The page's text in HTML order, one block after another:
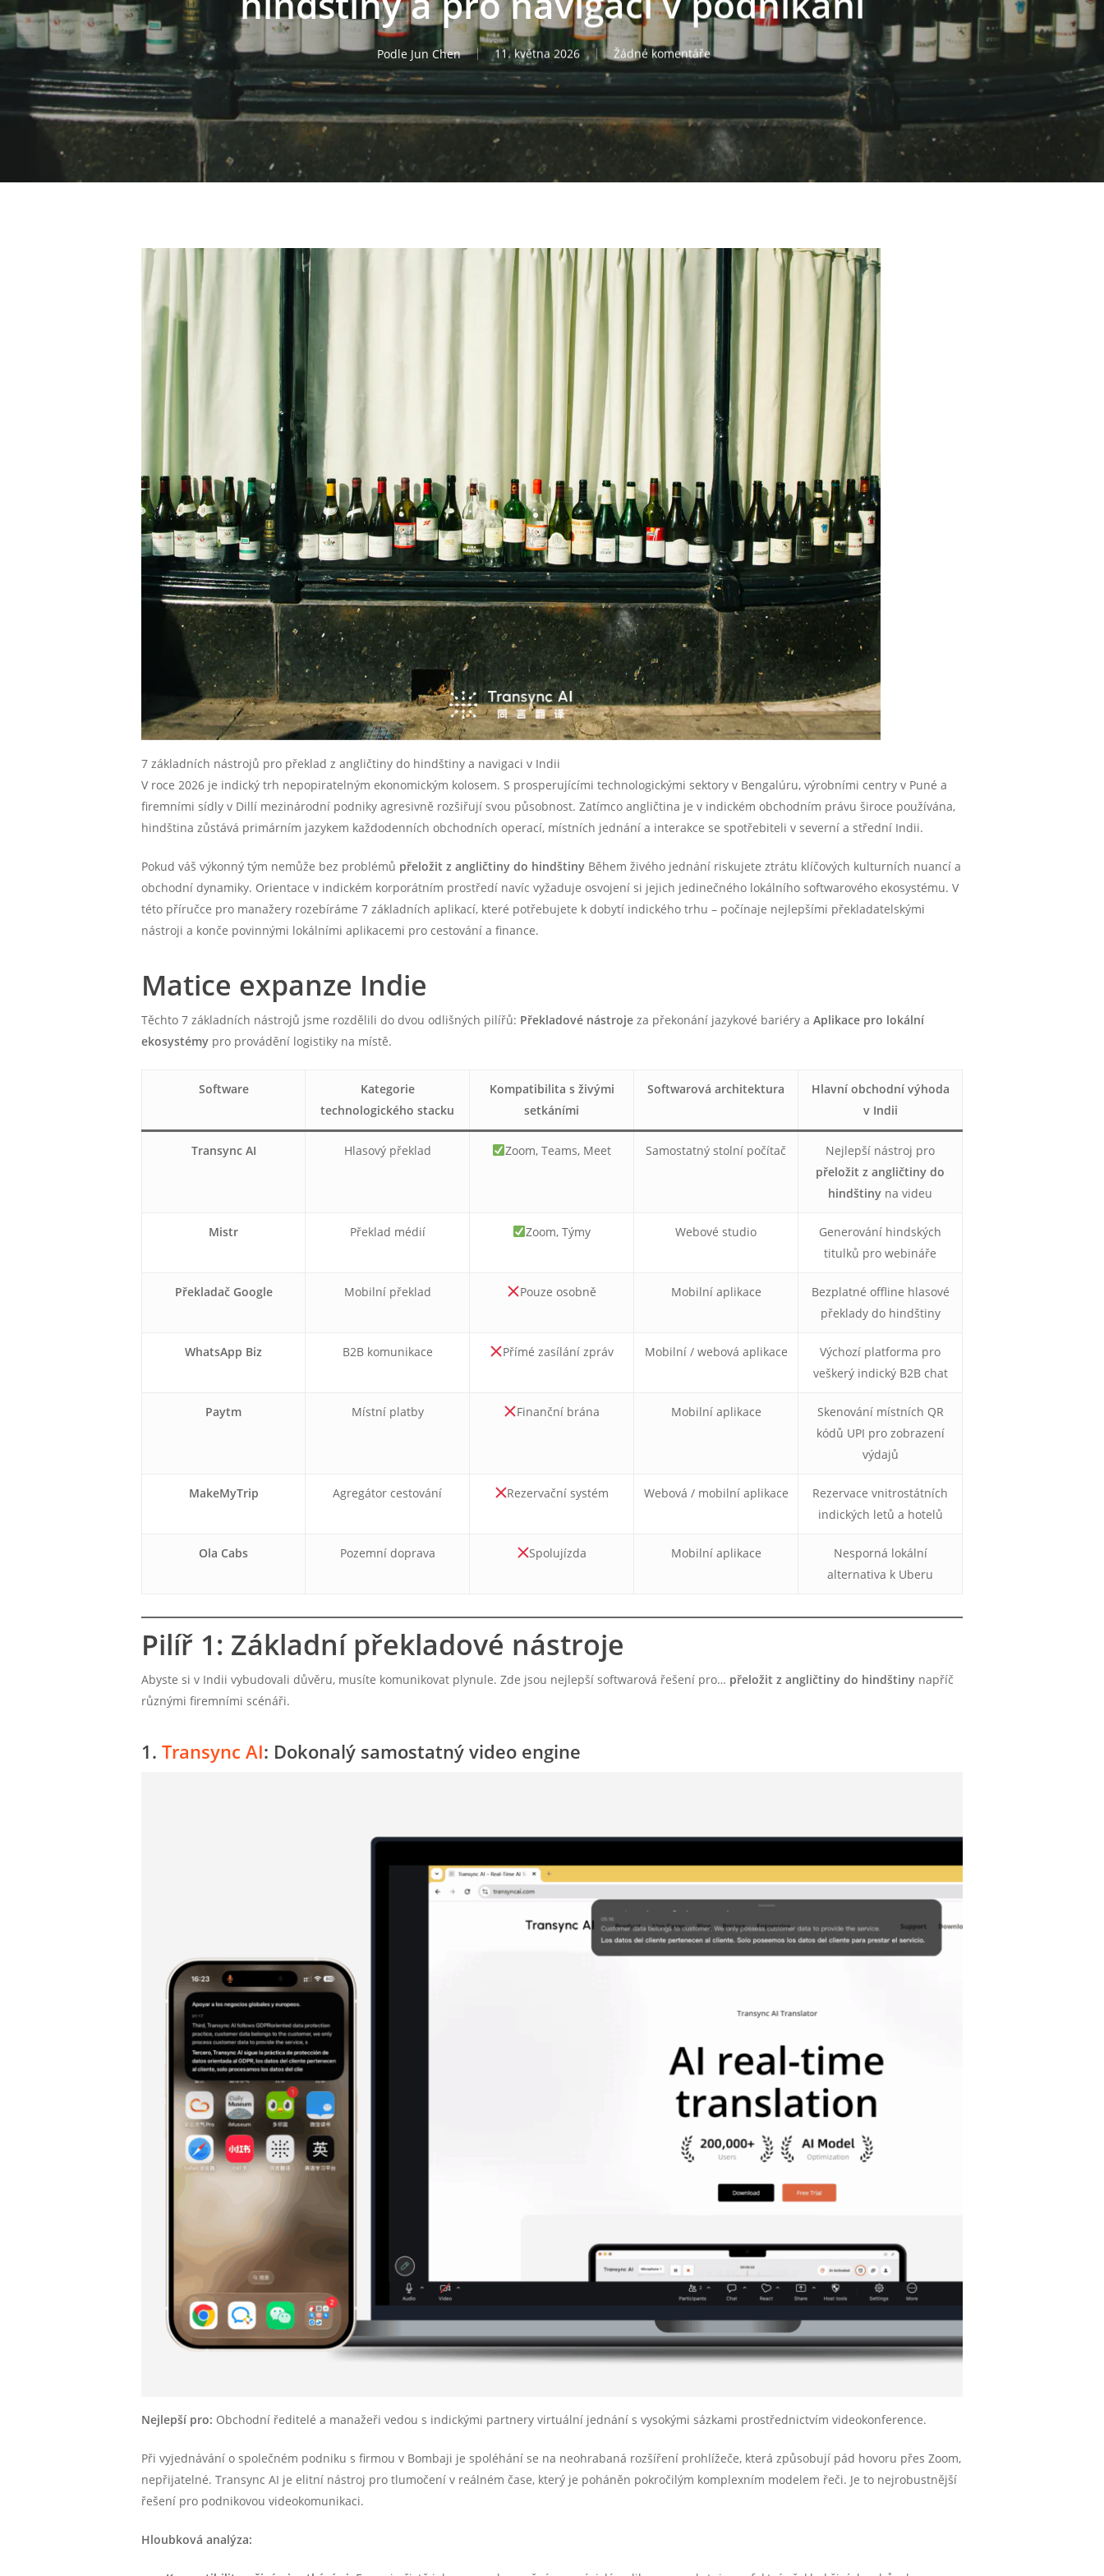
Podle Jun Chen 11. května 2026 Žádné komentáře
7 základních nástrojů pro překlad z angličtiny do hindštiny a navigaci v Indii
V roce 2026 je indický trh nepopiratelným ekonomickým kolosem. S prosperujícími technologickými sektory v Bengalúru, výrobními centry v Puné a
firemními sídly v Dillí mezinárodní podniky agresivně rozšiřují svou působnost. Zatímco angličtina je v indickém obchodním právu široce používána,
hindština zůstává primárním jazykem každodenních obchodních operací, místních jednání a interakce se spotřebiteli v severní a střední Indii.
Pokud váš výkonný tým nemůže bez problémů přeložit z angličtiny do hindštiny Během živého jednání riskujete ztrátu klíčových kulturních nuancí a
obchodní dynamiky. Orientace v indickém korporátním prostředí navíc vyžaduje osvojení si jejich jedinečného lokálního softwarového ekosystému. V
této příručce pro manažery rozebíráme 7 základních aplikací, které potřebujete k dobytí indického trhu – počínaje nejlepšími překladatelskými
nástroji a konče povinnými lokálními aplikacemi pro cestování a finance.
Matice expanze Indie
Těchto 7 základních nástrojů jsme rozdělili do dvou odlišných pilířů: Překladové nástroje za překonání jazykové bariéry a Aplikace pro lokální
ekosystémy pro provádění logistiky na místě.
Software
Kategorie
technologického stacku
Kompatibilita s živými
setkáními
Softwarová architektura
Hlavní obchodní výhoda
v Indii
Transync AI Hlasový překlad Zoom, Teams, Meet Samostatný stolní počítač
Nejlepší nástroj pro
přeložit z angličtiny do
hindštiny na videu
Mistr Překlad médií Zoom, Týmy Webové studio
Generování hindských
titulků pro webináře
Překladač Google Mobilní překlad Pouze osobně Mobilní aplikace
Bezplatné offline hlasové
překlady do hindštiny
WhatsApp Biz B2B komunikace Přímé zasílání zpráv Mobilní / webová aplikace
Výchozí platforma pro
veškerý indický B2B chat
Paytm Místní platby Finanční brána Mobilní aplikace
Skenování místních QR
kódů UPI pro zobrazení
výdajů
MakeMyTrip Agregátor cestování Rezervační systém Webová / mobilní aplikace
Rezervace vnitrostátních
indických letů a hotelů
Ola Cabs Pozemní doprava Spolujízda Mobilní aplikace
Nesporná lokální
alternativa k Uberu
Pilíř 1: Základní překladové nástroje
Abyste si v Indii vybudovali důvěru, musíte komunikovat plynule. Zde jsou nejlepší softwarová řešení pro… přeložit z angličtiny do hindštiny napříč
různými firemními scénáři.
1. Transync AI: Dokonalý samostatný video engine
Nejlepší pro: Obchodní ředitelé a manažeři vedou s indickými partnery virtuální jednání s vysokými sázkami prostřednictvím videokonference.
Při vyjednávání o společném podniku s firmou v Bombaji je spoléhání se na neohrabaná rozšíření prohlížeče, která způsobují pád hovoru přes Zoom,
nepřijatelné. Transync AI je elitní nástroj pro tlumočení v reálném čase, který je poháněn pokročilým komplexním modelem řeči. Je to nejrobustnější
řešení pro podnikovou videokomunikaci.
Hloubková analýza: